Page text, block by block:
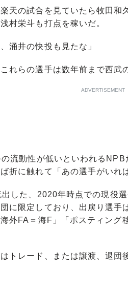
天の試合を見ていたら牧田和
村栄斗も打点を稼いだ。
涌井の快投も見たな」
れらの選手は数年前まで西武
ADVERTISEMENT
流動性が低いといわれるNPB
折に触れて「あの選手がいれ
した、2020年時点での現役
に限定しており、出戻り選手
海外FA＝海F」「ポスティン
トレード、または譲渡、退団